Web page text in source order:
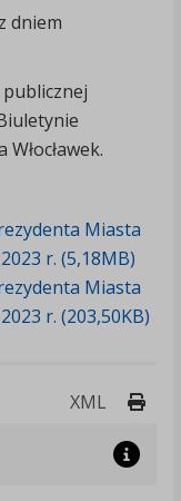
dniem
Miasta
r. (5,18MB)
Miasta
r. (203,50KB)
XML